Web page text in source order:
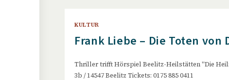
KULTUR
Frank Liebe – Die Toten von
Thriller trifft Hörspiel Beelitz-Heilstätten "Die
3b / 14547 Beelitz Tickets: 0175 885 0411